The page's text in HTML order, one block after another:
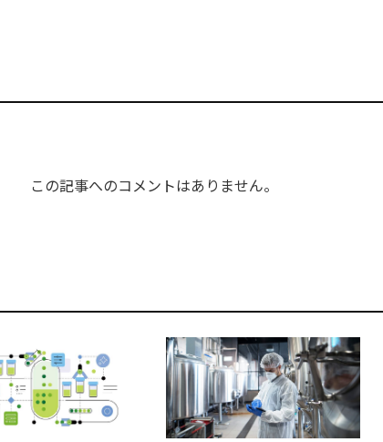
この記事へのコメントはありません。